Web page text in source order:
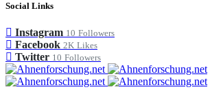
Social Links
Instagram 10 Followers
Facebook 2K Likes
Twitter 10 Followers